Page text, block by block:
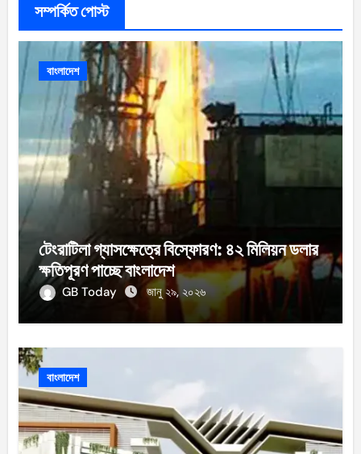
সম্পর্কিত পোস্ট
বাংলাদেশ
টেংরাটিলা গ্যাসক্ষেত্রে বিস্ফোরণ: ৪২ মিলিয়ন ডলার
ক্ষতিপূরণ পাচ্ছে বাংলাদেশ
GB Today জানু ২৯, ২০২৬
বাংলাদেশ